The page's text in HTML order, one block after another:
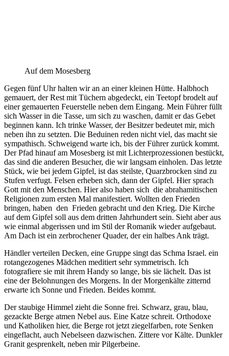
Auf dem Mosesberg
Gegen fünf Uhr halten wir an an einer kleinen Hütte. Halbhoch
gemauert, der Rest mit Tüchern abgedeckt, ein Teetopf brodelt auf
einer gemauerten Feuerstelle neben dem Eingang. Mein Führer füllt
sich Wasser in die Tasse, um sich zu waschen, damit er das Gebet
beginnen kann. Ich trinke Wasser, der Besitzer bedeutet mir, mich
neben ihn zu setzten. Die Beduinen reden nicht viel, das macht sie
sympathisch. Schweigend warte ich, bis der Führer zurück kommt.
Der Pfad hinauf am Mosesberg ist mit Lichterprozessionen bestückt,
das sind die anderen Besucher, die wir langsam einholen. Das letzte
Stück, wie bei jedem Gipfel, ist das steilste, Quarzbrocken sind zu
Stufen verfugt. Felsen erheben sich, dann der Gipfel. Hier sprach
Gott mit den Menschen. Hier also haben sich die abrahamitischen
Religionen zum ersten Mal manifestiert. Wollten den Frieden
bringen, haben den Frieden gebracht und den Krieg. Die Kirche
auf dem Gipfel soll aus dem dritten Jahrhundert sein. Sieht aber aus
wie einmal abgerissen und im Stil der Romanik wieder aufgebaut.
Am Dach ist ein zerbrochener Quader, der ein halbes Ank trägt.
Händler verteilen Decken, eine Gruppe singt das Schma Israel. ein
rotangezogenes Mädchen meditiert sehr symmetrisch. Ich
fotografiere sie mit ihrem Handy so lange, bis sie lächelt. Das ist
eine der Belohnungen des Morgens. In der Morgenkälte zitternd
erwarte ich Sonne und Frieden. Beides kommt.
Der staubige Himmel zieht die Sonne frei. Schwarz, grau, blau,
gezackte Berge atmen Nebel aus. Eine Katze schreit. Orthodoxe
und Katholiken hier, die Berge rot jetzt ziegelfarben, rote Senken
eingeflacht, auch Nebelseen dazwischen. Zittere vor Kälte. Dunkler
Granit gesprenkelt, neben mir Pilgerbeine.